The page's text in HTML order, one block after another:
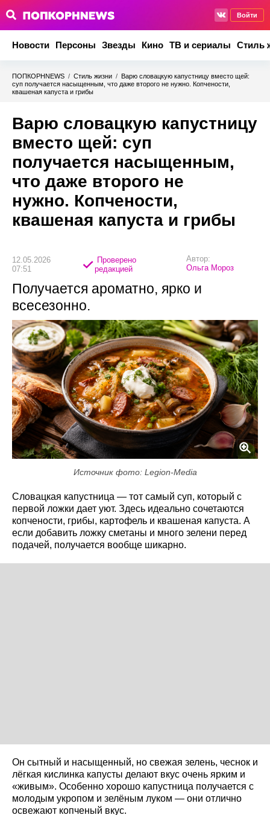
Войти
Новости Персоны Звезды Кино ТВ и сериалы Стиль
ПОПКОРНNEWS / Стиль жизни / Варю словацкую капустницу вместо щей:
суп получается насыщенным, что даже второго не нужно. Копчености,
квашеная капуста и грибы
Варю словацкую капустницу
вместо щей: суп
получается насыщенным,
что даже второго не
нужно. Копчености,
квашеная капуста и грибы
12.05.2026
07:51
Проверено
редакцией
Автор:
Ольга Мороз
Получается ароматно, ярко и
всесезонно.
Источник фото: Legion-Media
Словацкая капустница — тот самый суп, который с
первой ложки дает уют. Здесь идеально сочетаются
копчености, грибы, картофель и квашеная капуста. А
если добавить ложку сметаны и много зелени перед
подачей, получается вообще шикарно.
Он сытный и насыщенный, но свежая зелень, чеснок и
лёгкая кислинка капусты делают вкус очень ярким и
«живым». Особенно хорошо капустница получается с
молодым укропом и зелёным луком — они отлично
освежают копченый вкус.